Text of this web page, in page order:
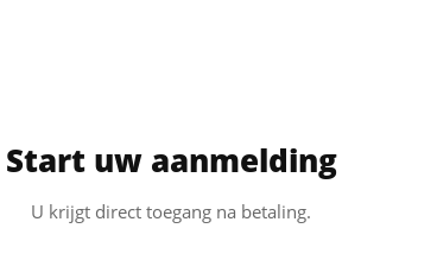
Start uw aanmelding
U krijgt direct toegang na betaling.